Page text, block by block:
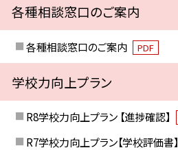
各種相談窓口のご案内
各種相談窓口のご案内 PDF
学校力向上プラン
R8学校力向上プラン 【進捗確認】
R7学校力向上プラン【学校評価書】